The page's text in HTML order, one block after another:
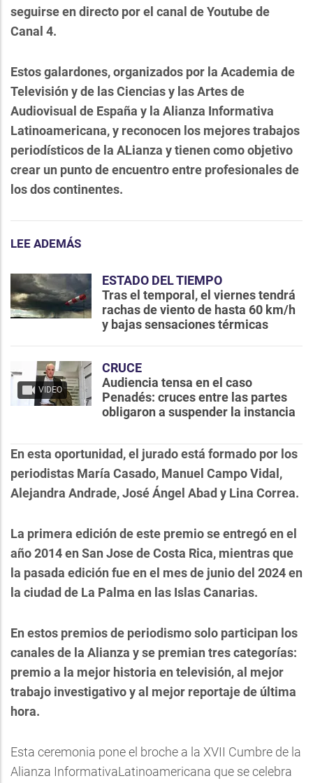
seguirse en directo por el canal de Youtube de
Canal 4.
Estos galardones, organizados por la Academia de
Televisión y de las Ciencias y las Artes de
Audiovisual de España y la Alianza Informativa
Latinoamericana, y reconocen los mejores trabajos
periodísticos de la ALianza y tienen como objetivo
crear un punto de encuentro entre profesionales de
los dos continentes.
LEE ADEMÁS
ESTADO DEL TIEMPO
Tras el temporal, el viernes tendrá
rachas de viento de hasta 60 km/h
y bajas sensaciones térmicas
VIDEO
CRUCE
Audiencia tensa en el caso
Penadés: cruces entre las partes
obligaron a suspender la instancia
En esta oportunidad, el jurado está formado por los
periodistas María Casado, Manuel Campo Vidal,
Alejandra Andrade, José Ángel Abad y Lina Correa.
La primera edición de este premio se entregó en el
año 2014 en San Jose de Costa Rica, mientras que
la pasada edición fue en el mes de junio del 2024 en
la ciudad de La Palma en las Islas Canarias.
En estos premios de periodismo solo participan los
canales de la Alianza y se premian tres categorías:
premio a la mejor historia en televisión, al mejor
trabajo investigativo y al mejor reportaje de última
hora.
Esta ceremonia pone el broche a la XVII Cumbre de la
Alianza InformativaLatinoamericana que se celebra